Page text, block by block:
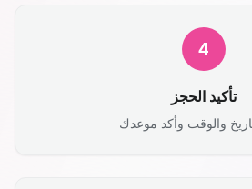
4
تأكيد الحجز
والوقت وأكد موعدك